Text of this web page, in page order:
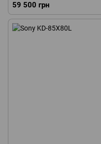
59 500 грн